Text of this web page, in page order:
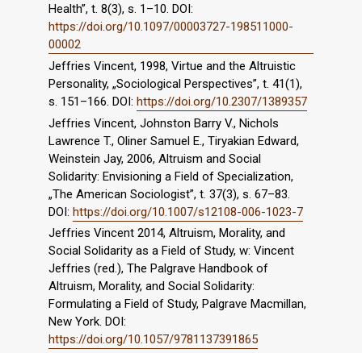
Health”, t. 8(3), s. 1–10. DOI:
https://doi.org/10.1097/00003727-198511000-
00002
Jeffries Vincent, 1998, Virtue and the Altruistic
Personality, „Sociological Perspectives”, t. 41(1),
s. 151–166. DOI: https://doi.org/10.2307/1389357
Jeffries Vincent, Johnston Barry V., Nichols
Lawrence T., Oliner Samuel E., Tiryakian Edward,
Weinstein Jay, 2006, Altruism and Social
Solidarity: Envisioning a Field of Specialization,
„The American Sociologist”, t. 37(3), s. 67–83.
DOI: https://doi.org/10.1007/s12108-006-1023-7
Jeffries Vincent 2014, Altruism, Morality, and
Social Solidarity as a Field of Study, w: Vincent
Jeffries (red.), The Palgrave Handbook of
Altruism, Morality, and Social Solidarity:
Formulating a Field of Study, Palgrave Macmillan,
New York. DOI:
https://doi.org/10.1057/9781137391865